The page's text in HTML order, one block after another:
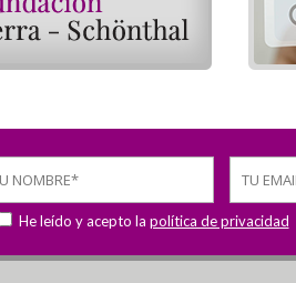
He leído y acepto la política de privacidad